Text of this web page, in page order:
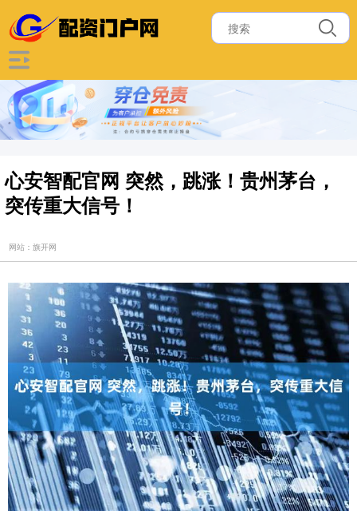
心安智配官网 突然，跳涨！贵州茅台，
突传重大信号！
网站：旗开网